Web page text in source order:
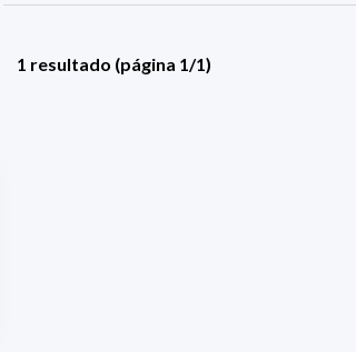
1 resultado (página 1/1)